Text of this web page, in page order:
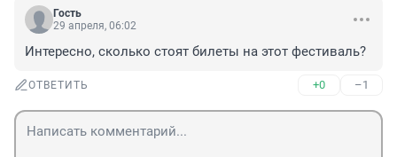
Гость
29 апреля, 06:02
Интересно, сколько стоят билеты на этот фестиваль?
ОТВЕТИТЬ +0 –1